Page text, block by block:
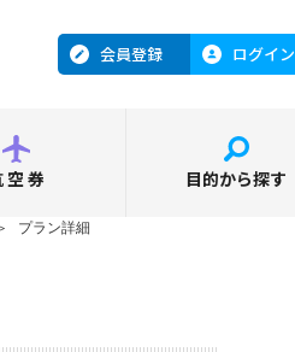
会員登録 ログイン
空券 目的から探す
プラン詳細